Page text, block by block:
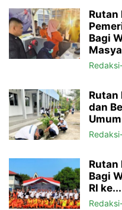
Rutan
Bagi
Rutan
dan
Umum
Rutan
Bagi
RI ke...